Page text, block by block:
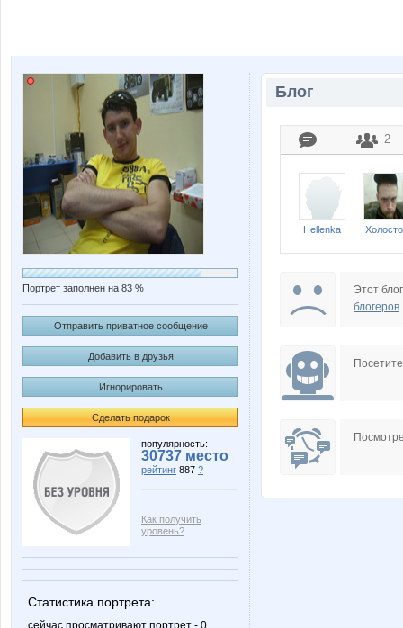
Портрет заполнен на 83 %
Отправить приватное сообщение
Добавить в друзья
Игнорировать
Сделать подарок
популярность:
30737 место
рейтинг 887 ?
Как получить
уровень?
Статистика портрета:
сейчас просматривают портрет - 0
Блог
2
Hellenka
Этот
блогеров.